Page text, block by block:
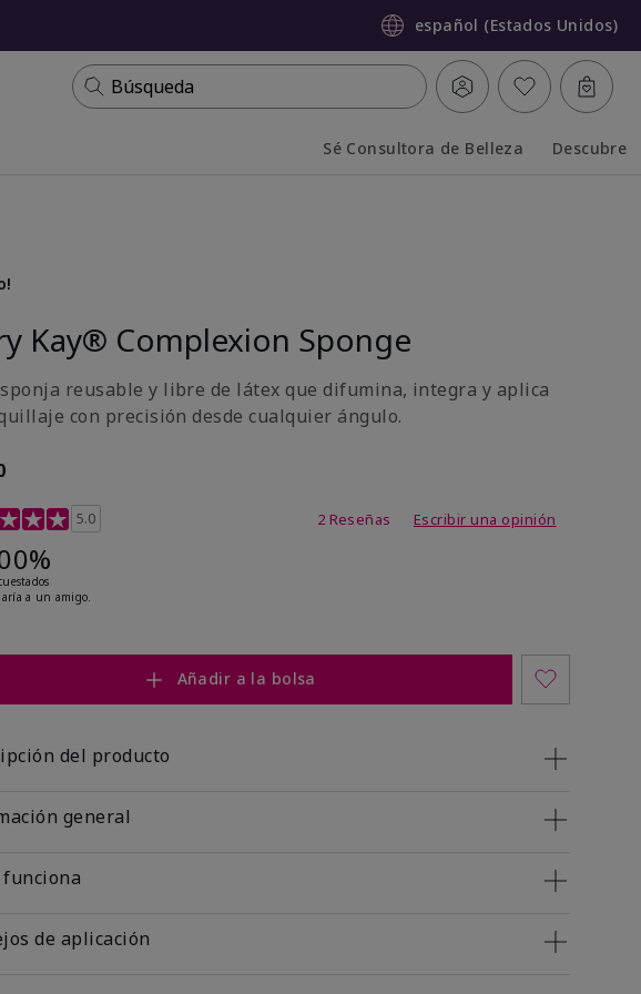
español (Estados Unidos)
Búsqueda
Sé Consultora de Belleza Descubre
Kay® Complexion Sponge
reusable y libre de látex que difumina, integra y aplica
con precisión desde cualquier ángulo.
de clientes de 5 de 5
5.0 2 Reseñas Escribir una opinión
a un amigo.
Añadir a la bolsa
del producto
general
funciona
de aplicación